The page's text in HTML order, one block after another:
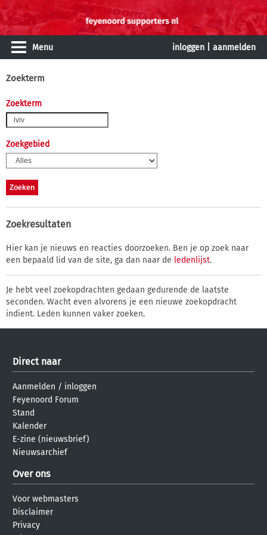
Menu inloggen aanmelden
Zoekterm
Zoekterm
Zoekgebied
Zoekresultaten
Hier kan je nieuws en reacties doorzoeken. Ben je op zoek naar
een bepaald lid van de site, ga dan naar de ledenlijst.
Je hebt veel zoekopdrachten gedaan gedurende de laatste
seconden. Wacht even alvorens je een nieuwe zoekopdracht
indient. Leden kunnen vaker zoeken.
Direct naar
Aanmelden / inloggen
Feyenoord Forum
Stand
Kalender
E-zine (nieuwsbrief)
Nieuwsarchief
Over ons
Voor webmasters
Disclaimer
Privacy